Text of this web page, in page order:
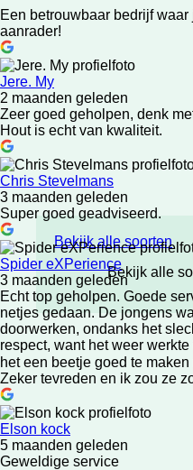
Bekijk alle soorten
Bekijk alle
Een betrouwbaar bedrijf
aanrader!
Jere. My
2 maanden geleden
Zeer goed geholpen, denk
Hout is echt van kwaliteit.
Chris Stevelmans
3 maanden geleden
Super goed geadviseerd.
Spider eXPerience
3 maanden geleden
Echt top geholpen. Goede
netjes gedaan. De jongens
doorwerken, ondanks het
respect, want het weer
het een beetje goed te
Zeker tevreden en ik zou ze
Elson kock
5 maanden geleden
Geweldige service